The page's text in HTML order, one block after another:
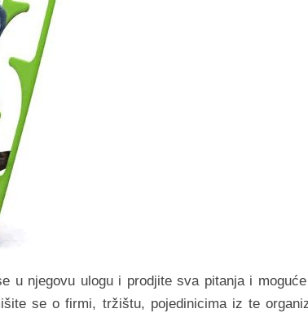
u njegovu ulogu i prodjite sva pitanja i
se o firmi, tržištu, pojedinicima iz te